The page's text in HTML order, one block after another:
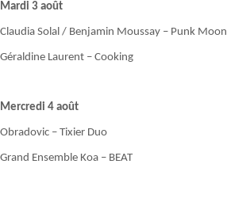
Mardi 3 août
Claudia Solal / Benjamin Moussay – Punk Moon
Géraldine Laurent – Cooking
Mercredi 4 août
Obradovic – Tixier Duo
Grand Ensemble Koa – BEAT